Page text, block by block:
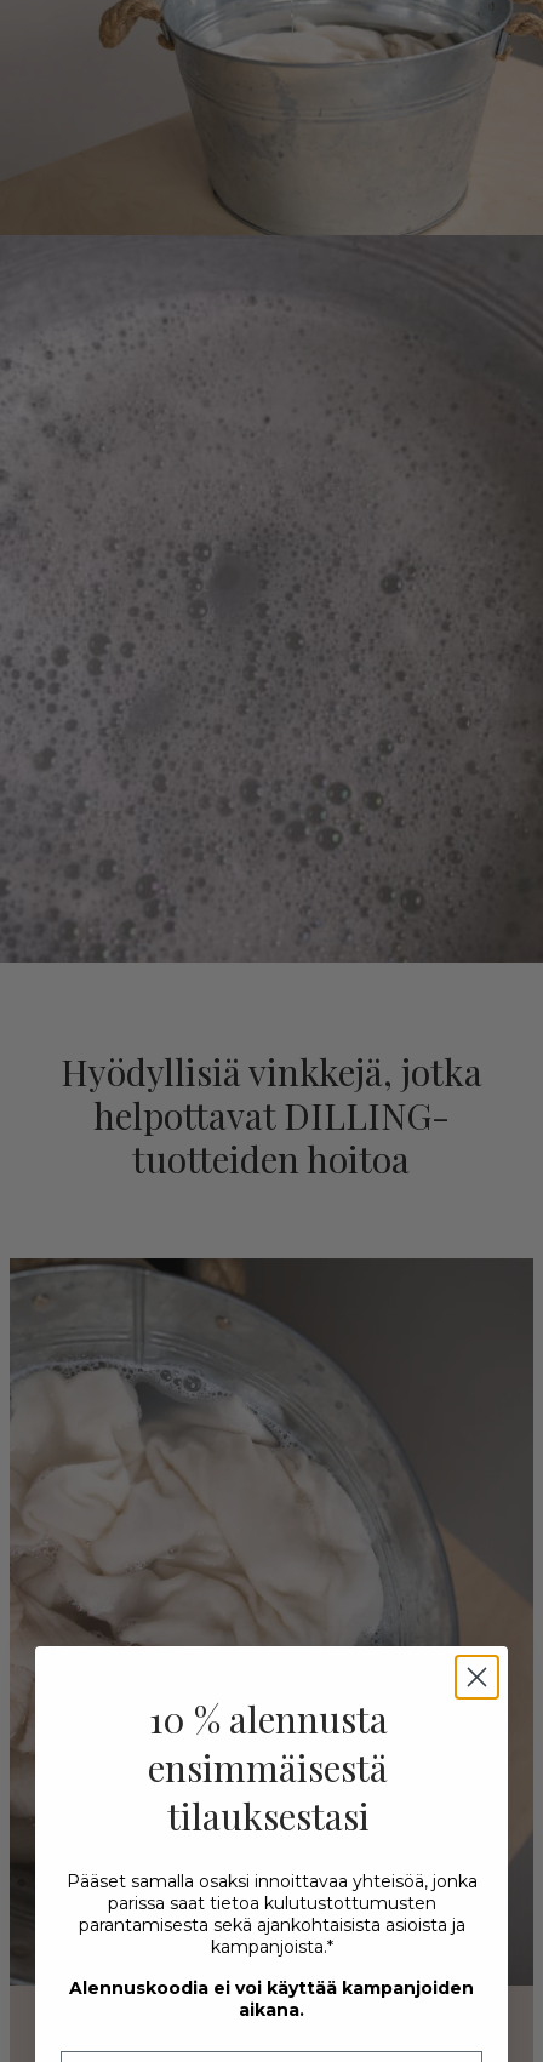
Hyödyllisiä vinkkejä, jotka
helpottavat DILLING-
tuotteiden hoitoa
10 % alennusta
ensimmäisestä
tilauksestasi
Pääset samalla osaksi innoittavaa yhteisöä, jonka
parissa saat tietoa kulutustottumusten
parantamisesta sekä ajankohtaisista asioista ja
kampanjoista.*
Alennuskoodia ei voi käyttää kampanjoiden
aikana.